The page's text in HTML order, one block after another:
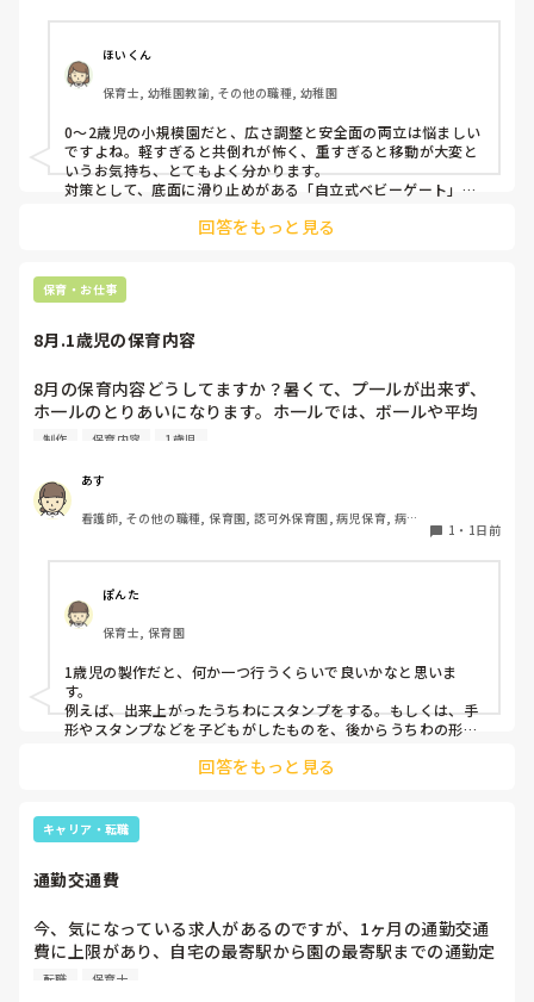
しっかりした重いものを置いていましたが、移動が大変で使
い勝手が悪く、子どもがぶつかって倒れた時に怖い思いをし
ました。
皆さんの園ではどんなもので工夫されていますか？
ほいくん
保育士, 幼稚園教諭, その他の職種, 幼稚園
0〜2歳児の小規模園だと、広さ調整と安全面の両立は悩ましい
ですよね。軽すぎると共倒れが怖く、重すぎると移動が大変と
いうお気持ち、とてもよく分かります。
対策として、底面に滑り止めがある「自立式ベビーゲート」な
た、ストッパー付きキャスターをつけたロー棚を仕切りにすれ
り、脚元に水入りペットボトルなどの重りを付けて補強してみ
てくださいね。安全で使いやすい方法が見つかるよう応援して
回答をもっと見る
保育・お仕事
8月.1歳児の保育内容
8月の保育内容どうしてますか？暑くて、プ一ルが出来ず、
ホ一ルのとりあいになります。ホ一ルでは、ボ一ルや平均
台、風船で遊んでいます。製作で、うちわや望遠鏡や風鈴🎐
クラスです、玩具で遊ばせながら、何人かずつよんで、やっ
ています。何か、いいアイデアや、工夫など、何でもいいの
で、教えて下さい。
制作 保育内容 1歳児
あす
看護師, その他の職種, 保育園, 認可外保育園, 病児保育, 病院
1 ・ 1日前
ぽんた
保育士, 保育園
1歳児の製作だと、何か一つ行うくらいで良いかなと思いま
す。
例えば、出来上がったうちわにスタンプをする。もしくは、手
形やスタンプなどを子どもがしたものを、後からうちわの形に
雨遊び、氷遊び、など間食遊びをたくさん行っています。
す！いつもと違うおもちゃ、室内に興味津々です！
回答をもっと見る
キャリア・転職
通勤交通費
今、気になっている求人があるのですが、1ヶ月の通勤交通
費に上限があり、自宅の最寄駅から園の最寄駅までの通勤定
期代が5,000円ほどオーバーします
転職 保育士